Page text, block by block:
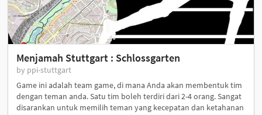
Menjamah Stuttgart : Schlossgarten
by ppi-stuttgart
Game ini adalah team game, di mana Anda akan membentuk tim
dengan teman anda. Satu tim boleh terdiri dari 2-4 orang. Sangat
disarankan untuk memilih teman yang kecepatan dan ketahanan